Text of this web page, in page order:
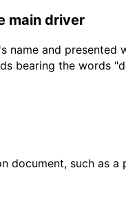
main driver
and
bearing the words
such as a